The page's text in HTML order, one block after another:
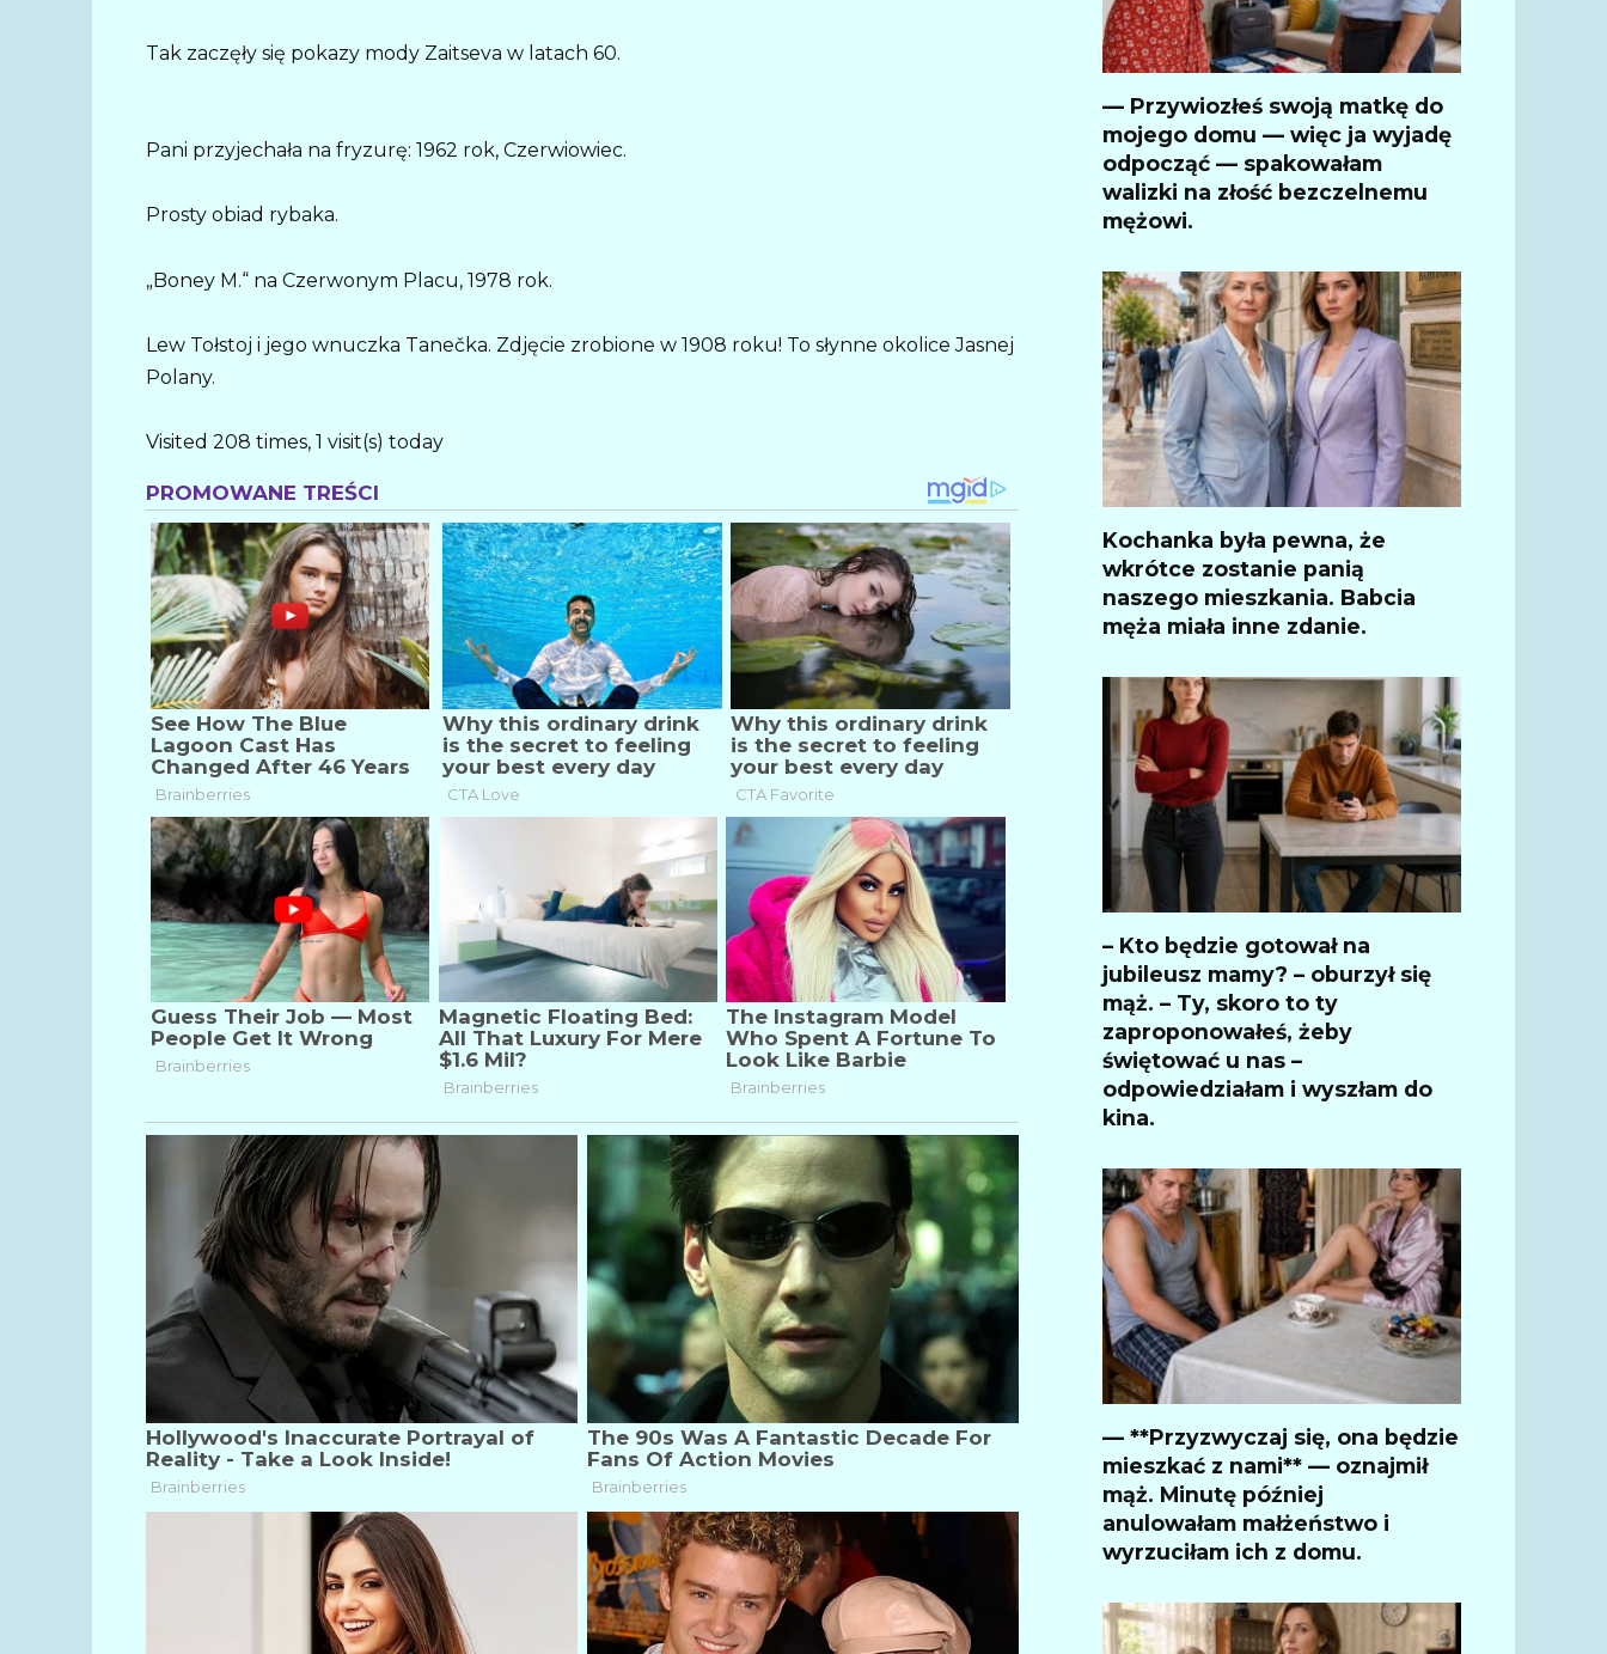
Tak zaczęły się pokazy mody Zaitseva w latach 60.
Pani przyjechała na fryzurę: 1962 rok, Czerwiowiec.
Prosty obiad rybaka.
„Boney M.“ na Czerwonym Placu, 1978 rok.
Lew Tołstoj i jego wnuczka Tanečka. Zdjęcie zrobione w 1908 roku! To słynne okolice Jasnej
Polany.
Visited 208 times, 1 visit(s) today
— Przywiozłeś swoją matkę do
mojego domu — więc ja wyjadę
odpocząć — spakowałam
walizki na złość bezczelnemu
mężowi.
Kochanka była pewna, że
wkrótce zostanie panią
naszego mieszkania. Babcia
męża miała inne zdanie.
– Kto będzie gotował na
jubileusz mamy? – oburzył się
mąż. – Ty, skoro to ty
zaproponowałeś, żeby
świętować u nas –
odpowiedziałam i wyszłam do
kina.
— **Przyzwyczaj się, ona będzie
mieszkać z nami** — oznajmił
mąż. Minutę później
anulowałam małżeństwo i
wyrzuciłam ich z domu.